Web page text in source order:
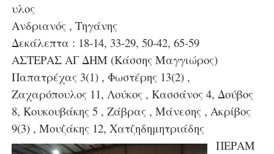
υλος
Ανδριανός , Τηγάνης
Δεκάλεπτα : 18-14, 33-29, 50-42, 65-59
ΑΣΤΕΡΑΣ ΑΓ ΔΗΜ (Κάσσης Μαγγιώρος)
Παπατρέχας 3(1) , Φωστέρης 13(2) ,
Ζαχαρόπουλος 11, Λούκος , Κασσάνος 4, Δούβος
8, Κουκουβάκης 5 , Ζάβρας , Μάνεσης , Ακρίβος
9(3) , Μουζάκης 12, Χατζηδημητριάδης
ΠΕΡΑΜ